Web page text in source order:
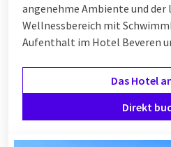
angenehme Ambiente und der
Wellnessbereich mit
Aufenthalt im Hotel Beveren
Das Hotel
Direkt